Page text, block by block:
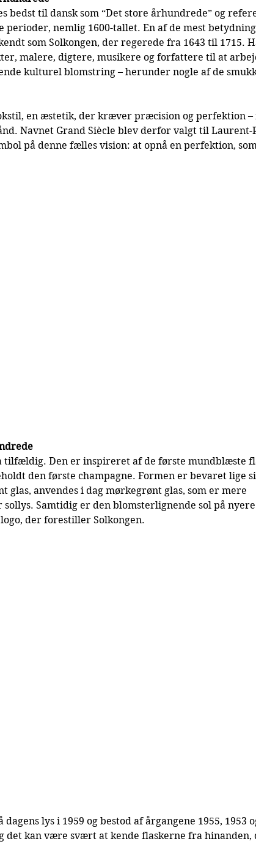
bedst til dansk som “Det store århundrede” og
perioder, nemlig 1600-tallet. En af de mest
som Solkongen, der regerede fra 1643 til 1715.
malere, digtere, musikere og forfattere til at
kulturel blomstring – herunder nogle af de
en æstetik, der kræver præcision og perfektion –
Navnet Grand Siècle blev derfor valgt til
på denne fælles vision: at opnå en perfektion,
tilfældig. Den er inspireret af de første mundblæste
den første champagne. Formen er bevaret lige
anvendes i dag mørkegrønt glas, som er mere
Samtidig er den blomsterlignende sol på
der forestiller Solkongen.
dagens lys i 1959 og bestod af årgangene 1955, 1953
det kan være svært at kende flaskerne fra hinanden,